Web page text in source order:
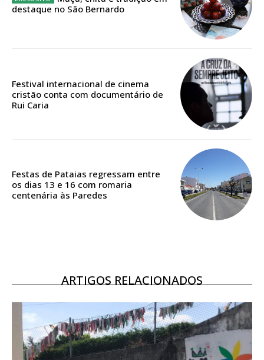
Edição em papel entregue à Quinta-feira em sua
Acesso aos conteúdos Exclusivos para
assinantes
12 meses
Acesso ao conteúdo online
Acesso aos conteúdos Exclusivos para
assinantes
destaque no São Bernardo
Festival internacional de cinema
cristão conta com documentário de
Rui Caria
Festas de Pataias regressam entre
os dias 13 e 16 com romaria
centenária às Paredes
ARTIGOS RELACIONADOS